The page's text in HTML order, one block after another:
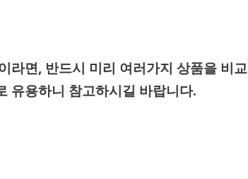
라면, 반드시 미리 여러가지 상품을 비교
유용하니 참고하시길 바랍니다.